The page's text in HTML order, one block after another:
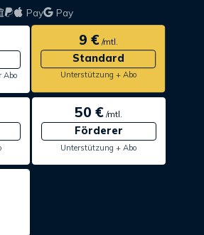
Pay Pay
Abo
9 €/mtl.
Standard
Unterstützung + Abo
50 € /mtl.
Förderer
Unterstützung + Abo